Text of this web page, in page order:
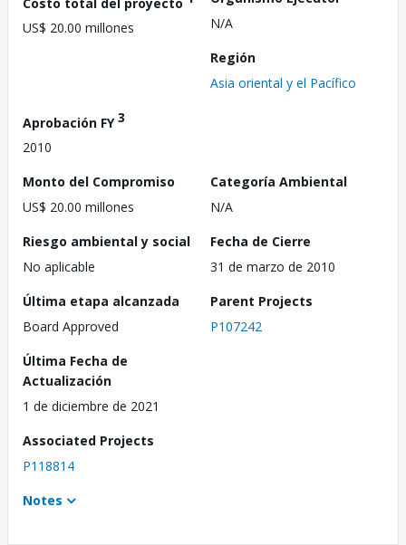
US$ 20.00 millones
N/A
Región
Asia oriental y el Pacífico
Aprobación FY3
2010
Monto del Compromiso
US$ 20.00 millones
Categoría Ambiental
N/A
Riesgo ambiental y social
No aplicable
Fecha de Cierre
31 de marzo de 2010
Última etapa alcanzada
Board Approved
Parent Projects
P107242
Última Fecha de
Actualización
1 de diciembre de 2021
Associated Projects
P118814
Notes